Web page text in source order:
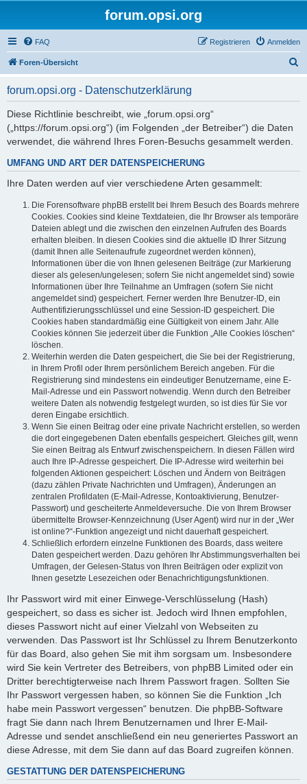
forum.opsi.org
FAQ Anmelden
Registrieren
Foren-Übersicht
forum.opsi.org - Datenschutzerklärung
Diese Richtlinie beschreibt, wie „forum.opsi.org“
(„https://forum.opsi.org“) (im Folgenden „der Betreiber“) die Daten
verwendet, die während Ihres Foren-Besuchs gesammelt werden.
UMFANG UND ART DER DATENSPEICHERUNG
Ihre Daten werden auf vier verschiedene Arten gesammelt:
Die Forensoftware phpBB erstellt bei Ihrem Besuch des Boards mehrere
Cookies. Cookies sind kleine Textdateien, die Ihr Browser als temporäre
Dateien ablegt und die zwischen den einzelnen Aufrufen des Boards
erhalten bleiben. In diesen Cookies sind die aktuelle ID Ihrer Sitzung
(damit Ihnen alle Seitenaufrufe zugeordnet werden können),
Informationen über die von Ihnen gelesenen Beiträge (zur Markierung
dieser als gelesen/ungelesen; sofern Sie nicht angemeldet sind) sowie
Informationen über Ihre Teilnahme an Umfragen (sofern Sie nicht
angemeldet sind) gespeichert. Ferner werden Ihre Benutzer-ID, ein
Authentifizierungsschlüssel und eine Session-ID gespeichert. Die
Cookies haben standardmäßig eine Gültigkeit von einem Jahr. Alle
Cookies können Sie jederzeit über die Funktion „Alle Cookies löschen“
löschen.
Weiterhin werden die Daten gespeichert, die Sie bei der Registrierung,
in Ihrem Profil oder Ihrem persönlichem Bereich angeben. Für die
Registrierung sind mindestens ein eindeutiger Benutzername, eine E-
Mail-Adresse und ein Passwort notwendig. Wenn durch den Betreiber
weitere Daten als notwendig festgelegt wurden, so ist dies für Sie vor
deren Eingabe ersichtlich.
Wenn Sie einen Beitrag oder eine private Nachricht erstellen, so werden
die dort eingegebenen Daten ebenfalls gespeichert. Gleiches gilt, wenn
Sie einen Beitrag als Entwurf zwischenspeichern. In diesen Fällen wird
auch Ihre IP-Adresse gespeichert. Die IP-Adresse wird weiterhin bei
folgenden Aktionen gespeichert: Löschen und Ändern von Beiträgen
(dazu zählen Private Nachrichten und Umfragen), Änderungen an
zentralen Profildaten (E-Mail-Adresse, Kontoaktivierung, Benutzer-
Passwort) und gescheiterte Anmeldeversuche. Die von Ihrem Browser
übermittelte Browser-Kennzeichnung (User Agent) wird nur in der „Wer
ist online?“-Funktion angezeigt und nicht dauerhaft gespeichert.
Schließlich erfordern einzelne Funktionen des Boards, dass weitere
Daten gespeichert werden. Dazu gehören Ihr Abstimmungsverhalten bei
Umfragen, der Gelesen-Status von Ihren Beiträgen oder explizit von
Ihnen gesetzte Lesezeichen oder Benachrichtigungsfunktionen.
Ihr Passwort wird mit einer Einwege-Verschlüsselung (Hash)
gespeichert, so dass es sicher ist. Jedoch wird Ihnen empfohlen,
dieses Passwort nicht auf einer Vielzahl von Webseiten zu
verwenden. Das Passwort ist Ihr Schlüssel zu Ihrem Benutzerkonto
für das Board, also gehen Sie mit ihm sorgsam um. Insbesondere
wird Sie kein Vertreter des Betreibers, von phpBB Limited oder ein
Dritter berechtigterweise nach Ihrem Passwort fragen. Sollten Sie
Ihr Passwort vergessen haben, so können Sie die Funktion „Ich
habe mein Passwort vergessen“ benutzen. Die phpBB-Software
fragt Sie dann nach Ihrem Benutzernamen und Ihrer E-Mail-
Adresse und sendet anschließend ein neu generiertes Passwort an
diese Adresse, mit dem Sie dann auf das Board zugreifen können.
GESTATTUNG DER DATENSPEICHERUNG